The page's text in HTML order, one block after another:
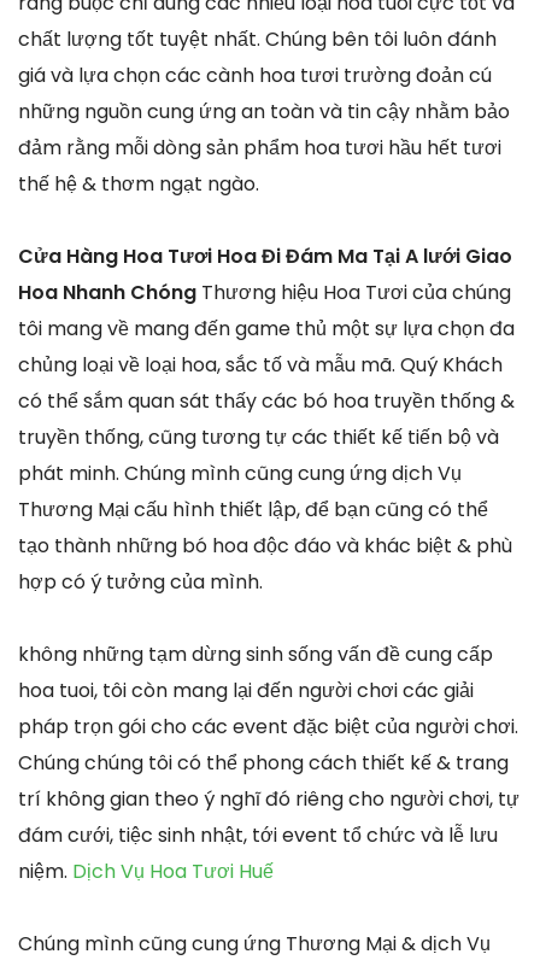
chất lượng tốt tuyệt nhất. Chúng bên tôi luôn đánh
giá và lựa chọn các cành hoa tươi trường đoản cú
những nguồn cung ứng an toàn và tin cậy nhằm bảo
đảm rằng mỗi dòng sản phẩm hoa tươi hầu hết tươi
thế hệ & thơm ngạt ngào.
Cửa Hàng Hoa Tươi Hoa Đi Đám Ma Tại A lưới Giao
Hoa Nhanh Chóng Thương hiệu Hoa Tươi của chúng
tôi mang về mang đến game thủ một sự lựa chọn đa
chủng loại về loại hoa, sắc tố và mẫu mã. Quý Khách
có thể sắm quan sát thấy các bó hoa truyền thống &
truyền thống, cũng tương tự các thiết kế tiến bộ và
phát minh. Chúng mình cũng cung ứng dịch Vụ
Thương Mại cấu hình thiết lập, để bạn cũng có thể
tạo thành những bó hoa độc đáo và khác biệt & phù
hợp có ý tưởng của mình.
không những tạm dừng sinh sống vấn đề cung cấp
hoa tuoi, tôi còn mang lại đến người chơi các giải
pháp trọn gói cho các event đặc biệt của người chơi.
Chúng chúng tôi có thể phong cách thiết kế & trang
trí không gian theo ý nghĩ đó riêng cho người chơi, tự
đám cưới, tiệc sinh nhật, tới event tổ chức và lễ lưu
niệm. Dịch Vụ Hoa Tươi Huế
Chúng mình cũng cung ứng Thương Mại & dịch Vụ